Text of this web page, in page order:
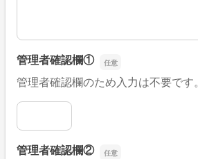
管理者確認欄①
管理者確認欄のため入力は不要です。
管理者確認欄①
管理者確認欄②